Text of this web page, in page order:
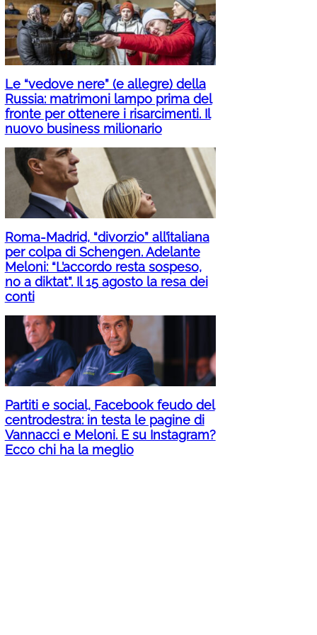
Le “vedove nere” (e allegre) della
Russia: matrimoni lampo prima del
fronte per ottenere i risarcimenti. Il
nuovo business milionario
Roma-Madrid, “divorzio” all’italiana
per colpa di Schengen. Adelante
Meloni: “L’accordo resta sospeso,
no a diktat”. Il 15 agosto la resa dei
conti
Partiti e social, Facebook feudo del
centrodestra: in testa le pagine di
Vannacci e Meloni. E su Instagram?
Ecco chi ha la meglio